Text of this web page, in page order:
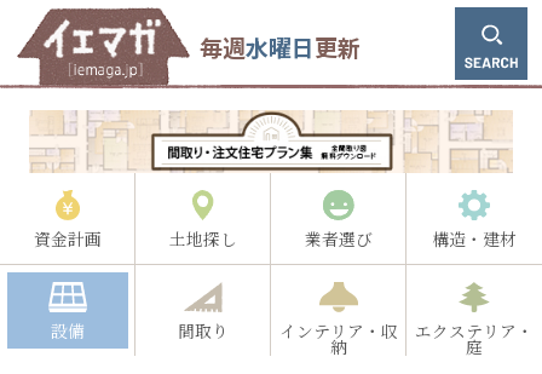
毎週水曜日更新
資金計画 土地探し 業者選び 構造・建材
設備 間取り インテリア・収
納
エクステリア・
庭